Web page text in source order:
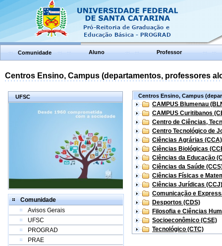
Comunidade Aluno Professor
Centros Ensino, Campus (departamentos, professores
UFSC
Comunidade
Avisos Gerais
UFSC
PROGRAD
PRAE
Centros Ensino, Campus
CAMPUS Blumenau
CAMPUS Curitibanos
Centro de Ciências,
Centro Tecnológico de
Ciências Agrárias (CCA)
Ciências Biológicas
Ciências da Educação
Ciências da Saúde
Ciências Físicas e
Ciências Jurídicas (CCJ)
Comunicação e
Desportos (CDS)
Filosofia e Ciências
Socioeconômico (CSE)
Tecnológico (CTC)